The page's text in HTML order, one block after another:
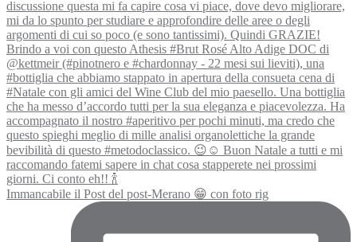
Immancabile il Post del post-Merano 😁 con foto rig